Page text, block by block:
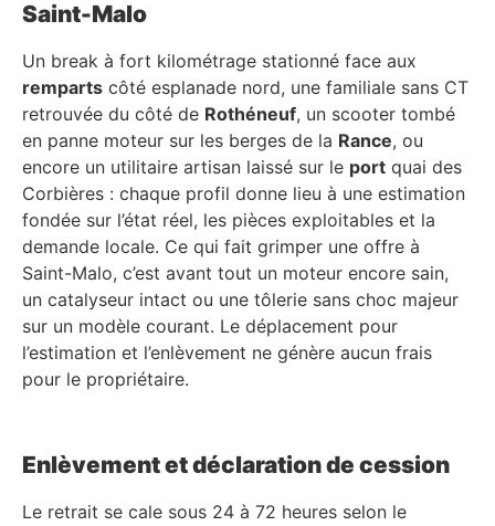
Saint-Malo
Un break à fort kilométrage stationné face aux
remparts côté esplanade nord, une familiale sans CT
retrouvée du côté de Rothéneuf, un scooter tombé
en panne moteur sur les berges de la Rance, ou
encore un utilitaire artisan laissé sur le port quai des
Corbières : chaque profil donne lieu à une estimation
fondée sur l’état réel, les pièces exploitables et la
demande locale. Ce qui fait grimper une offre à
Saint-Malo, c’est avant tout un moteur encore sain,
un catalyseur intact ou une tôlerie sans choc majeur
sur un modèle courant. Le déplacement pour
l’estimation et l’enlèvement ne génère aucun frais
pour le propriétaire.
Enlèvement et déclaration de cession
Le retrait se cale sous 24 à 72 heures selon le